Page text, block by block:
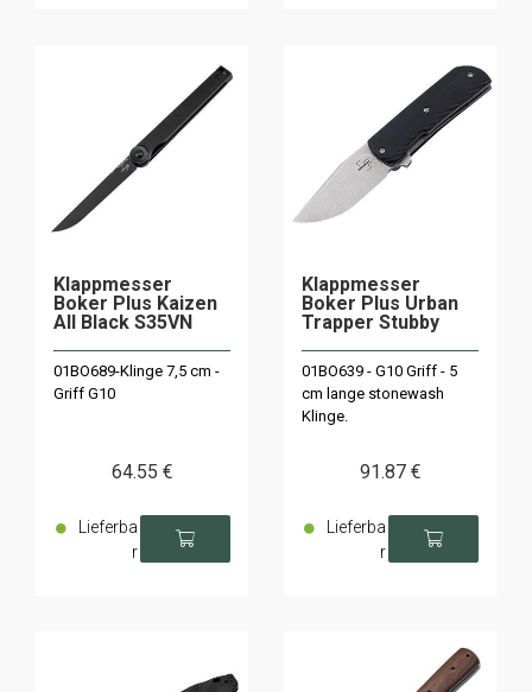
Klappmesser
Boker Plus Kaizen
All Black S35VN
01BO689-Klinge 7,5 cm -
Griff G10
64.55 €
Lieferba
r
Klappmesser
Boker Plus Urban
Trapper Stubby
01BO639 - G10 Griff - 5
cm lange stonewash
Klinge.
91.87 €
Lieferba
r